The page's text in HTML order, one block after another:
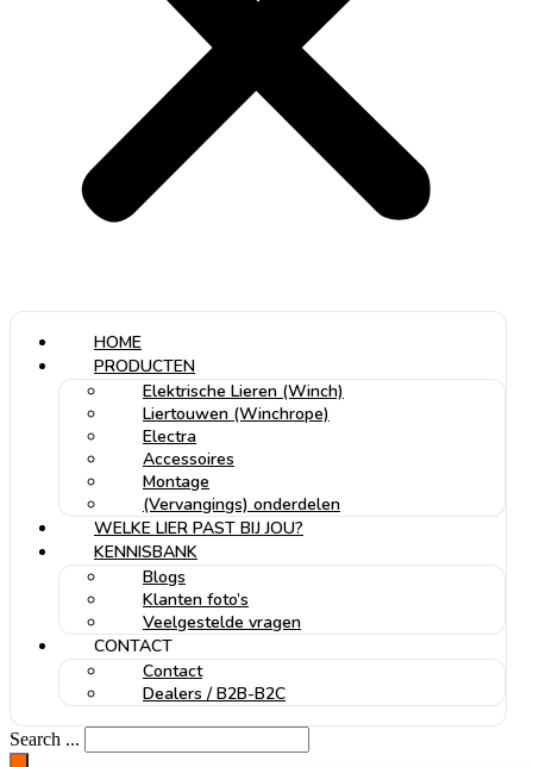
HOME
PRODUCTEN
Elektrische Lieren (Winch)
Liertouwen (Winchrope)
Electra
Accessoires
Montage
(Vervangings) onderdelen
WELKE LIER PAST BIJ JOU?
KENNISBANK
Blogs
Klanten foto’s
Veelgestelde vragen
CONTACT
Contact
Dealers / B2B-B2C
Search ...